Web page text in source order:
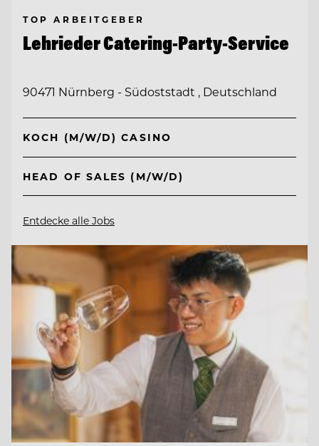
TOP ARBEITGEBER
Lehrieder Catering-Party-Service
90471 Nürnberg - Südoststadt , Deutschland
KOCH (M/W/D) CASINO
HEAD OF SALES (M/W/D)
Entdecke alle Jobs